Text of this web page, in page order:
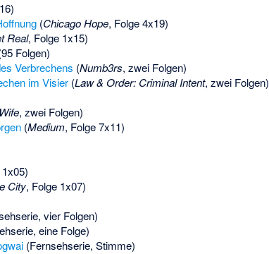
(Chicago Hope, Folge 4x19)
Real, Folge 1x15)
Folgen)
Verbrechens (Numb3rs, zwei Folgen)
im Visier(Law & Order: Criminal Intent, zwei Folgen)
, zwei Folgen)
(Medium, Folge 7x11)
City, Folge 1x07)
vier Folgen)
eine Folge)
(Fernsehserie, Stimme)